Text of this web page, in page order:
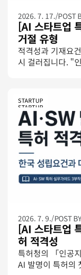
2026. 7. 17./POST
[AI 스타트업
거절 유형
적격성과 기재요
시 걸러집니다. "
니다.
STARTUP
STARTUP
2026. 7. 9./POST BY
[AI 스타트업
허 적격성
특허청의 「인공
AI 발명이 특허의